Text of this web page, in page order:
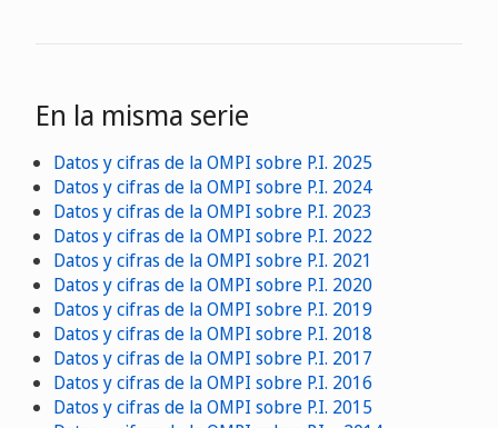
En la misma serie
Datos y cifras de la OMPI sobre P.I. 2025
Datos y cifras de la OMPI sobre P.I. 2024
Datos y cifras de la OMPI sobre P.I. 2023
Datos y cifras de la OMPI sobre P.I. 2022
Datos y cifras de la OMPI sobre P.I. 2021
Datos y cifras de la OMPI sobre P.I. 2020
Datos y cifras de la OMPI sobre P.I. 2019
Datos y cifras de la OMPI sobre P.I. 2018
Datos y cifras de la OMPI sobre P.I. 2017
Datos y cifras de la OMPI sobre P.I. 2016
Datos y cifras de la OMPI sobre P.I. 2015